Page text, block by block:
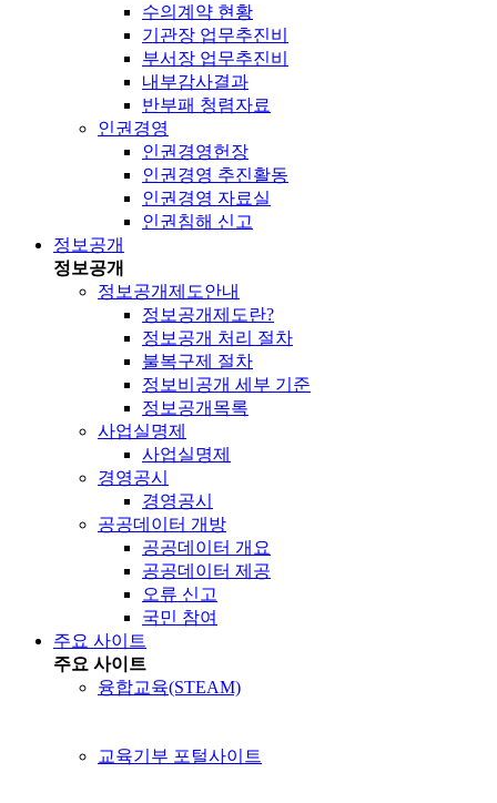
수의계약 현황
기관장 업무추진비
부서장 업무추진비
내부감사결과
반부패 청렴자료
인권경영
인권경영헌장
인권경영 추진활동
인권경영 자료실
인권침해 신고
정보공개
정보공개
정보공개제도안내
정보공개제도란?
정보공개 처리 절차
불복구제 절차
정보비공개 세부 기준
정보공개목록
사업실명제
사업실명제
경영공시
경영공시
공공데이터 개방
공공데이터 개요
공공데이터 제공
오류 신고
국민 참여
주요 사이트
주요 사이트
융합교육(STEAM)
교육기부 포털사이트